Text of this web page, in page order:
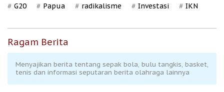
G20 Papua radikalisme Investasi IKN
Ragam Berita
Menyajikan berita tentang sepak bola, bulu tangkis, basket,
tenis dan informasi seputaran berita olahraga lainnya